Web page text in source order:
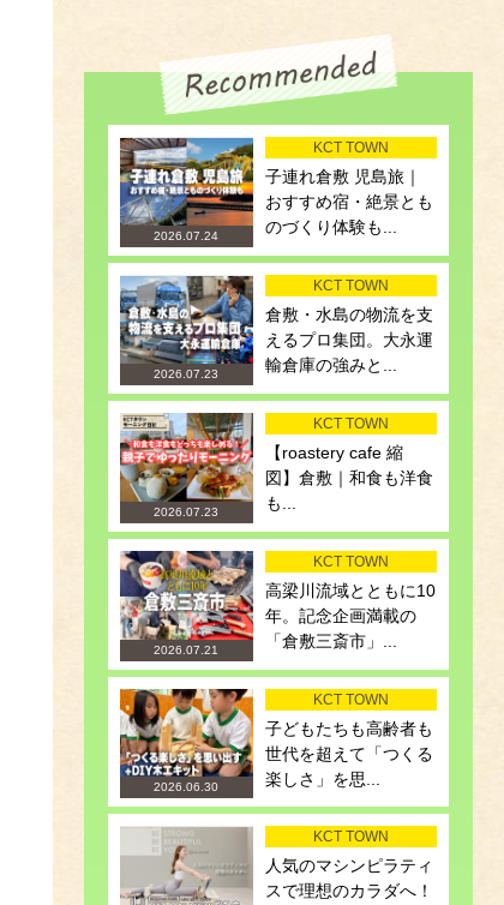
2026.07.24
KCT TOWN
子連れ倉敷 児島旅｜
おすすめ宿・絶景とも
のづくり体験も...
2026.07.23
KCT TOWN
倉敷・水島の物流を支
えるプロ集団。大永運
輸倉庫の強みと...
2026.07.23
KCT TOWN
【roastery cafe 縮
図】倉敷｜和食も洋食
も...
2026.07.21
KCT TOWN
高梁川流域とともに10
年。記念企画満載の
「倉敷三斎市」...
2026.06.30
KCT TOWN
子どもたちも高齢者も
世代を超えて「つくる
楽しさ」を思...
KCT TOWN
人気のマシンピラティ
スで理想のカラダへ！